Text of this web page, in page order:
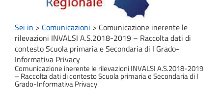
Sei in > Comunicazioni > Comunicazione inerente le
rilevazioni INVALSI A.S.2018-2019 – Raccolta dati di
contesto Scuola primaria e Secondaria di I Grado-
Informativa Privacy
Comunicazione inerente le rilevazioni INVALSI A.S.2018-2019
– Raccolta dati di contesto Scuola primaria e Secondaria di I
Grado-Informativa Privacy